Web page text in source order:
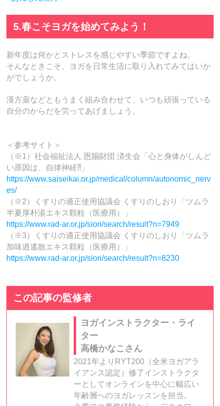
5.春こそヨガを始めてみよう！
新年度は何かとストレスを感じやすい季節ですよね。
そんなときこそ、ヨガを日常生活に取り入れてみてはいか
がでしょうか。
漢方薬などともうまく組み合わせて、いつも頑張っている
自分のからだを労ってあげましょう。
＜参考サイト＞
（※1）社会福祉法人 恩賜財団 済生会「心と身体がしんど
い原因は、自律神経⁈」
https://www.saiseikai.or.jp/medical/column/autonomic_nerv
es/
（※2）くすりの適正使用協議会 くすりのしおり「ツムラ
半夏厚朴湯エキス顆粒（医療用）」
https://www.rad-ar.or.jp/siori/search/result?n=7949
（※3）くすりの適正使用協議会 くすりのしおり「ツムラ
加味逍遙散エキス顆粒（医療用）」
https://www.rad-ar.or.jp/siori/search/result?n=8230
この記事の監修者
ヨガインストラクター・ライ
ター
高橋かなこさん
2021年よりRYT200（全米ヨガアラ
イアンス認定）修了インストラクタ
ーとしてオンラインを中心に幅広い
年齢層へのヨガレッスンを担当。